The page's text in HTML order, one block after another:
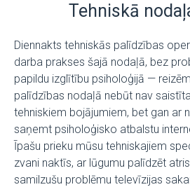
Tehniskā
Diennakts tehniskās palīdzības
darba prakses šajā nodaļā, bez
papildu izglītību psiholoģijā —
palīdzības nodaļā nebūt nav
tehniskiem bojājumiem, bet gan ar
saņemt psiholoģisko atbalstu
Īpašu prieku mūsu tehniskajiem
zvani naktīs, ar lūgumu palīdzēt
samilzušu problēmu televīzijas